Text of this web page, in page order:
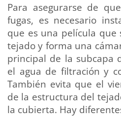
Para asegurarse de
fugas, es necesario
que es una película que
tejado y forma una
principal de la subcapa
el agua de filtración y
También evita que el
de la estructura del
la cubierta. Hay